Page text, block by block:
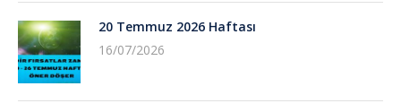
20 Temmuz 2026 Haftası
16/07/2026